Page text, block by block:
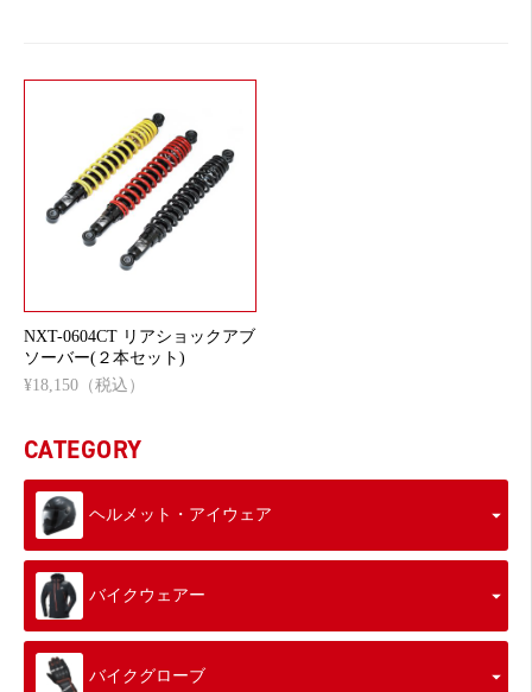
NXT-0604CT リアショックアブ
ソーバー(２本セット)
¥18,150（税込）
CATEGORY
ヘルメット・アイウェア
バイクウェアー
バイクグローブ